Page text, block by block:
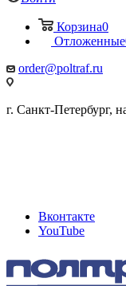
Корзина0
Отложенные
order@poltraf.ru
г. Санкт-Петербург,
Вконтакте
YouTube